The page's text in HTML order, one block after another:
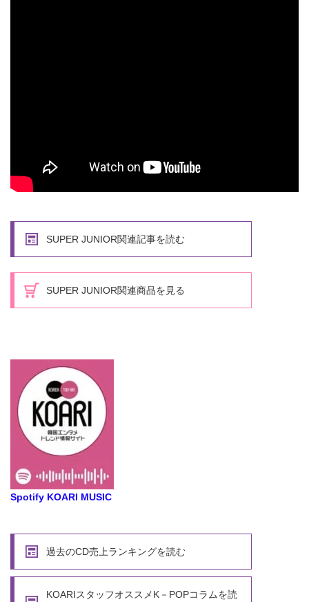
SUPER JUNIOR関連記事を読む
SUPER JUNIOR関連商品を見る
Spotify KOARI MUSIC
過去のCD売上ランキングを読む
KOARIスタッフオススメK－POPコラムを読